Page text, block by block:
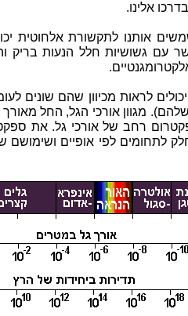
אלינו.
אותנו לתקשורת אלחוטית
עם גשושיות חלל הנעות בריק
יכולים לראות מכיוון שהם שונים
מגוון אורכי הגל, החל מאורך
רחב של אורכי גל. את
לתחומים לפי אופיים ושימושם